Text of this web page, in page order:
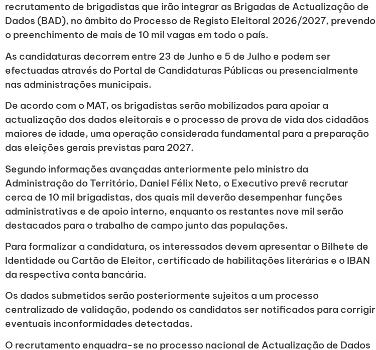
recrutamento de brigadistas que irão integrar as Brigadas de Actualização de
Dados (BAD), no âmbito do Processo de Registo Eleitoral 2026/2027, prevendo
o preenchimento de mais de 10 mil vagas em todo o país.
As candidaturas decorrem entre 23 de Junho e 5 de Julho e podem ser
efectuadas através do Portal de Candidaturas Públicas ou presencialmente
nas administrações municipais.
De acordo com o MAT, os brigadistas serão mobilizados para apoiar a
actualização dos dados eleitorais e o processo de prova de vida dos cidadãos
maiores de idade, uma operação considerada fundamental para a preparação
das eleições gerais previstas para 2027.
Segundo informações avançadas anteriormente pelo ministro da
Administração do Território, Daniel Félix Neto, o Executivo prevê recrutar
cerca de 10 mil brigadistas, dos quais mil deverão desempenhar funções
administrativas e de apoio interno, enquanto os restantes nove mil serão
destacados para o trabalho de campo junto das populações.
Para formalizar a candidatura, os interessados devem apresentar o Bilhete de
Identidade ou Cartão de Eleitor, certificado de habilitações literárias e o IBAN
da respectiva conta bancária.
Os dados submetidos serão posteriormente sujeitos a um processo
centralizado de validação, podendo os candidatos ser notificados para corrigir
eventuais inconformidades detectadas.
O recrutamento enquadra-se no processo nacional de Actualização de Dados